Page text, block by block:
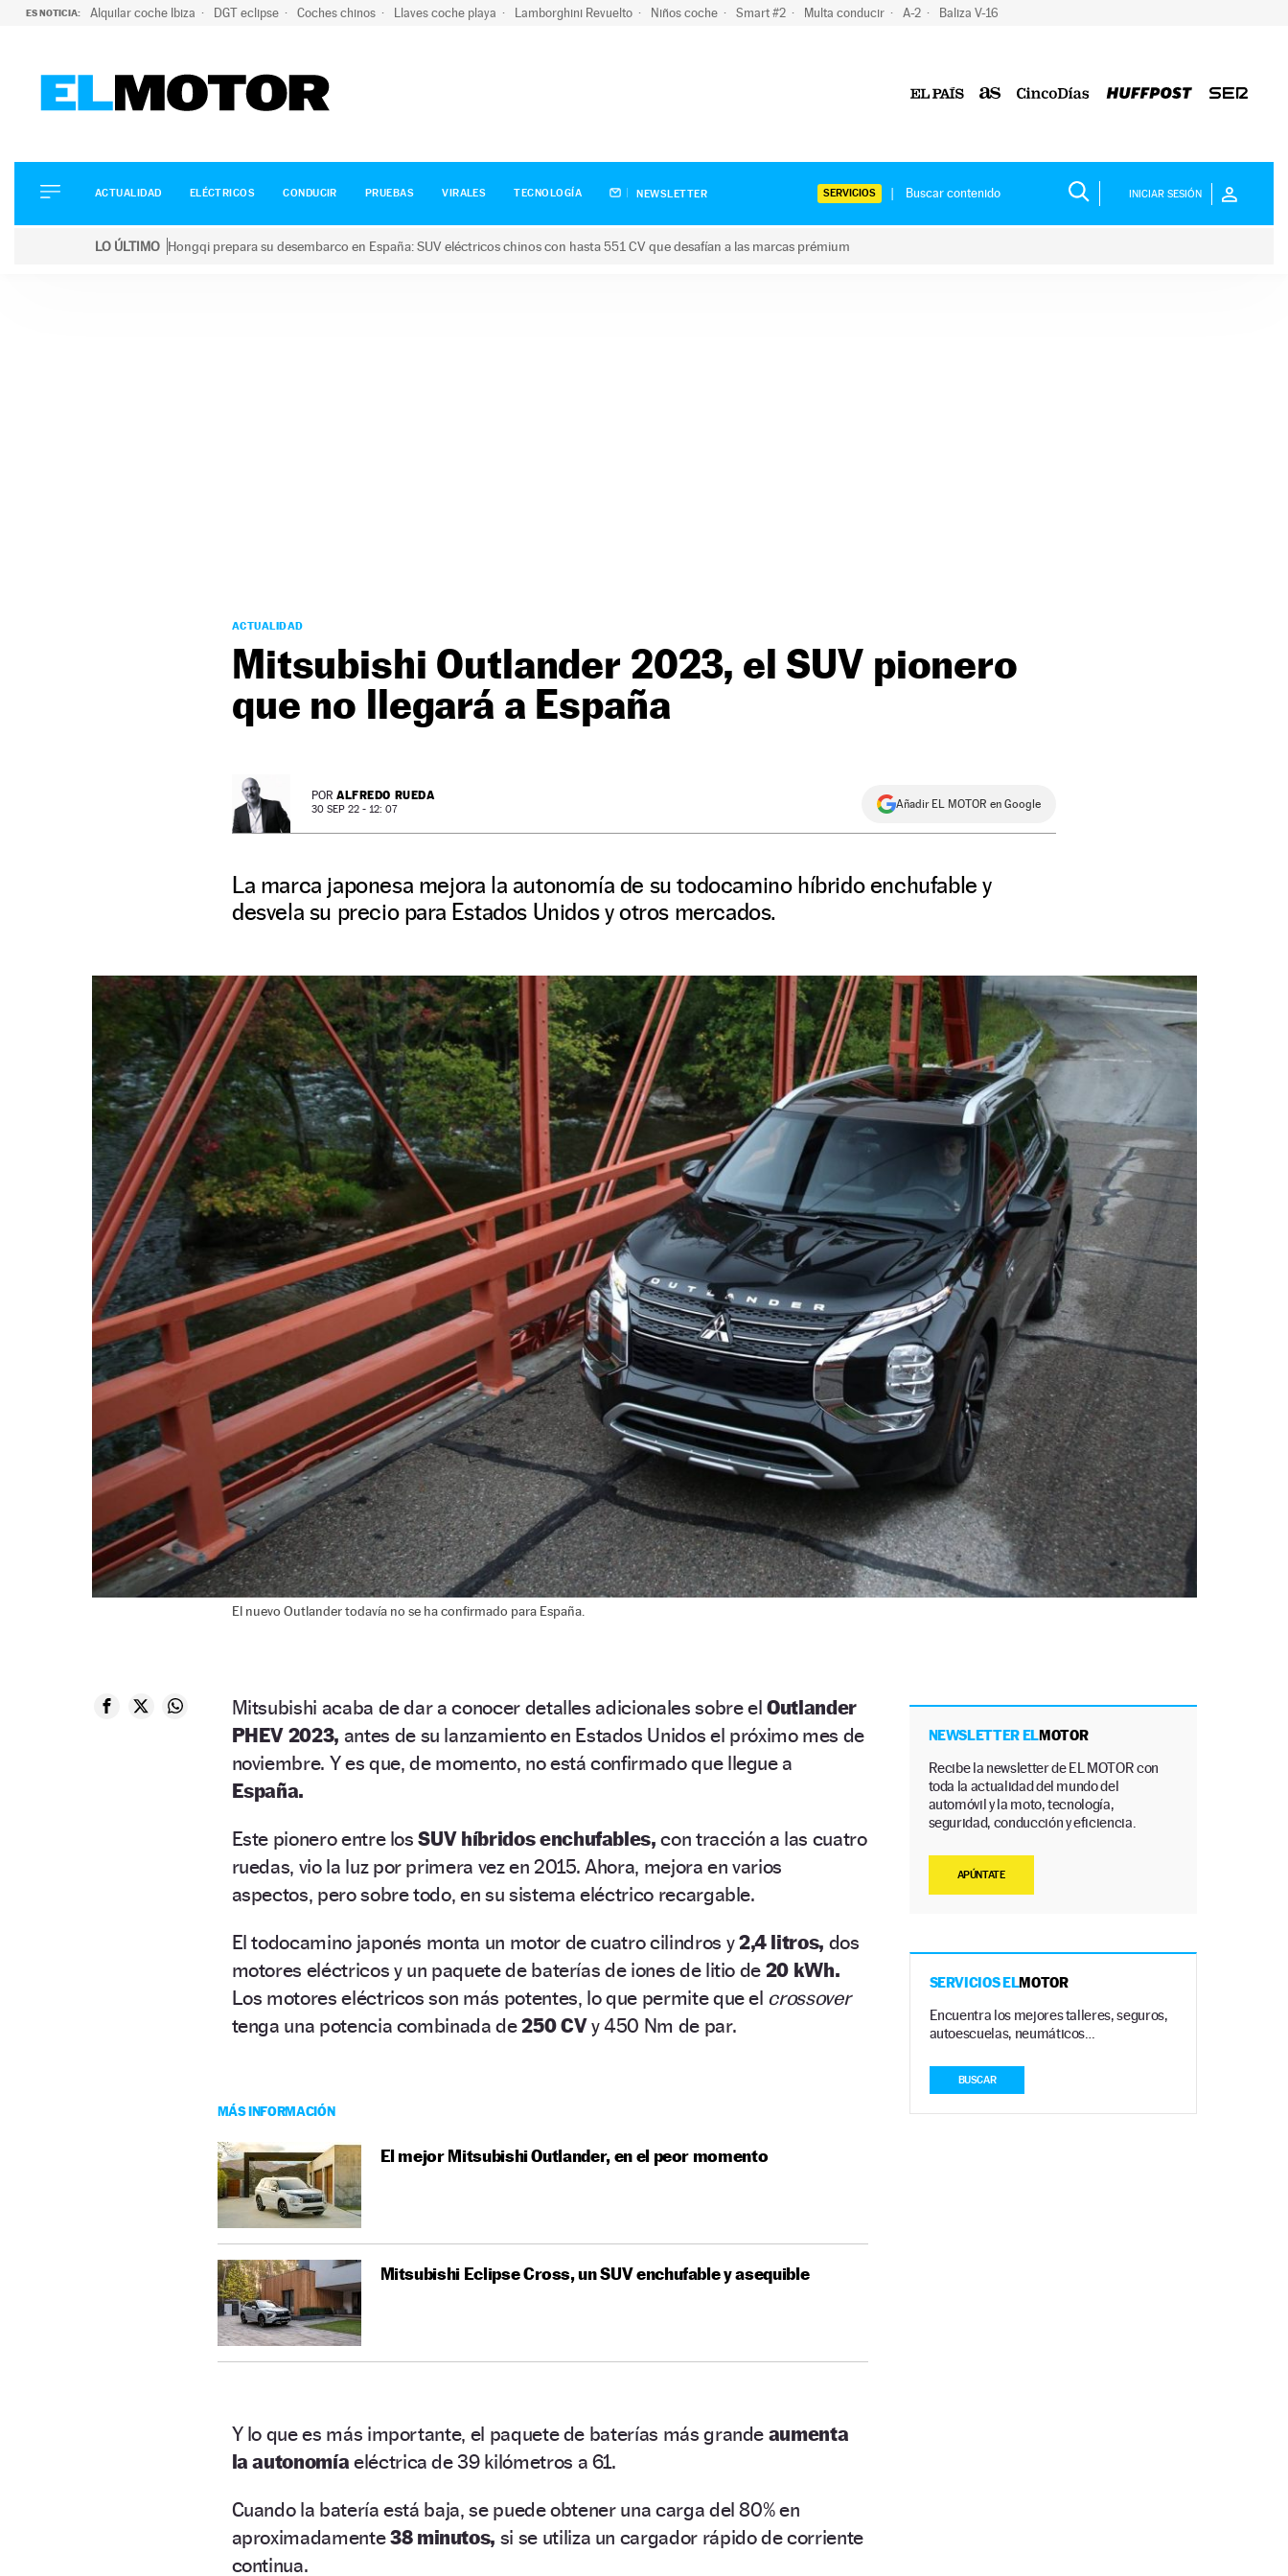
ES NOTICIA: Alquilar coche Ibiza DGT eclipse Coches chinos Llaves coche playa Lamborghini Revuelto Niños coche Smart #2 Multa conducir A-2 Baliza V-16
ELÉCTRICOS
CONDUCIR
ACTUALIDAD ELÉCTRICOS CONDUCIR PRUEBAS VIRALES TECNOLOGÍA NEWSLETTER SERVICIOS INICIAR SESIÓN
LO ÚLTIMO Hongqi prepara su desembarco en España: SUV eléctricos chinos con hasta 551 CV que desafían a las marcas prémium
ACTUALIDAD
Mitsubishi Outlander 2023, el SUV pionero
que no llegará a España
POR ALFREDO RUEDA
30 SEP 22 - 12: 07 Añadir EL MOTOR en Google
La marca japonesa mejora la autonomía de su todocamino híbrido enchufable y
desvela su precio para Estados Unidos y otros mercados.
El nuevo Outlander todavía no se ha confirmado para España.
Mitsubishi acaba de dar a conocer detalles adicionales sobre elOutlander
PHEV 2023, antes de su lanzamiento en Estados Unidos el próximo mes de
noviembre. Y es que, de momento, no está confirmado que llegue a
España.
Este pionero entre losSUV híbridos enchufables, con tracción a las cuatro
ruedas, vio la luz por primera vez en 2015. Ahora, mejora en varios
aspectos, pero sobre todo, en su sistema eléctrico recargable.
El todocamino japonés monta un motor de cuatro cilindros y2,4 litros, dos
motores eléctricos y un paquete de baterías de iones de litio de 20 kWh.
Los motores eléctricos son más potentes, lo que permite que el crossover
tenga una potencia combinada de250 CVy 450 Nm de par.
MÁS INFORMACIÓN
El mejor Mitsubishi Outlander, en el peor momento
Mitsubishi Eclipse Cross, un SUV enchufable y asequible
Y lo que es más importante, el paquete de baterías más grande aumenta
la autonomía eléctrica de 39 kilómetros a 61.
Cuando la batería está baja, se puede obtener una carga del 80% en
aproximadamente38 minutos, si se utiliza un cargador rápido de corriente
continua.
NEWSLETTER ELMOTOR
Recibe la newsletter de EL MOTOR con
toda la actualidad del mundo del
automóvil y la moto, tecnología,
seguridad, conducción y eficiencia.
APÚNTATE
SERVICIOS ELMOTOR
Encuentra los mejores talleres, seguros,
autoescuelas, neumáticos…
BUSCAR